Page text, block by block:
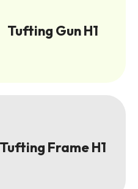
Tufting Gun H1
Tufting Frame H1